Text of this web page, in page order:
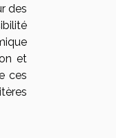
des
et
ces